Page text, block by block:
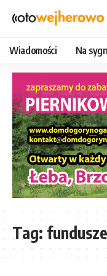
Wiadomości Na
Tag: